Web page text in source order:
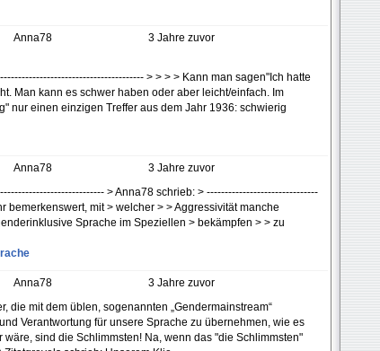
3 Jahre zuvor
Anna78
> > > > Kann man sagen"Ich hatte
Man kann es schwer haben oder aber leicht/einfach. Im
nur einen einzigen Treffer aus dem Jahr 1936: schwierig
3 Jahre zuvor
Anna78
> Anna78 schrieb: > -------------------------------
bemerkenswert, mit > welcher > > Aggressivität manche
Sprache im Speziellen > bekämpfen > > zu
3 Jahre zuvor
Anna78
die mit dem üblen, sogenannten „Gendermainstream“
Verantwortung für unsere Sprache zu übernehmen, wie es
sind die Schlimmsten! Na, wenn das "die Schlimmsten"